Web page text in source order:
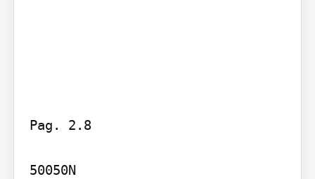
Pag. 2.8
50050N